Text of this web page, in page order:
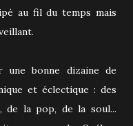
au fil du temps mais
une bonne dizaine de
et éclectique : des
de la pop, de la soul...